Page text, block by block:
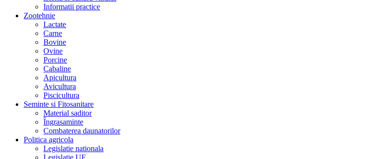
Informatii practice
Zootehnie
Lactate
Carne
Bovine
Ovine
Porcine
Cabaline
Apicultura
Avicultura
Piscicultura
Seminte si Fitosanitare
Material saditor
Îngrasaminte
Combaterea daunatorilor
Politica agricola
Legislatie nationala
Legislatie UE